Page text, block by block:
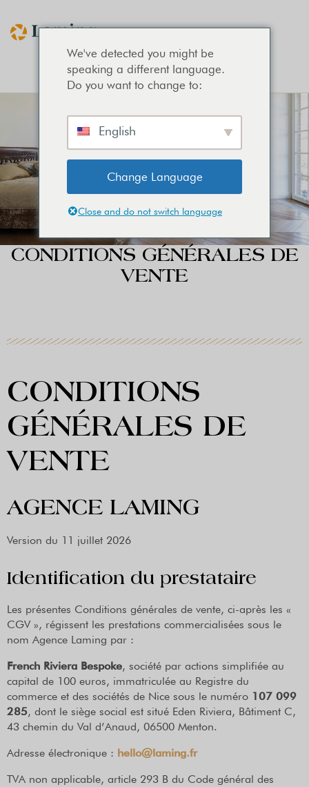
CONDITIONS GÉNÉRALES DE
VENTE
CONDITIONS
GÉNÉRALES DE
VENTE
AGENCE LAMING
Version du 11 juillet 2026
Identification du prestataire
Les présentes Conditions générales de vente, ci-après les «
CGV », régissent les prestations commercialisées sous le
nom Agence Laming par :
French Riviera Bespoke, société par actions simplifiée au
capital de 100 euros, immatriculée au Registre du
commerce et des sociétés de Nice sous le numéro 107 099
285, dont le siège social est situé Eden Riviera, Bâtiment C,
43 chemin du Val d’Anaud, 06500 Menton.
Adresse électronique : hello@laming.fr
TVA non applicable, article 293 B du Code général des
We've detected you might be
speaking a different language.
Do you want to change to:
English
Change Language
Close and do not switch language